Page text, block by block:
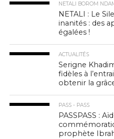
NETALI BOROM
NETALI : Le
inanités : des
égalées !
ACTUALITÉS
Serigne
fidèles à
obtenir la
PASS - PASS
PASSPASS :
prophète